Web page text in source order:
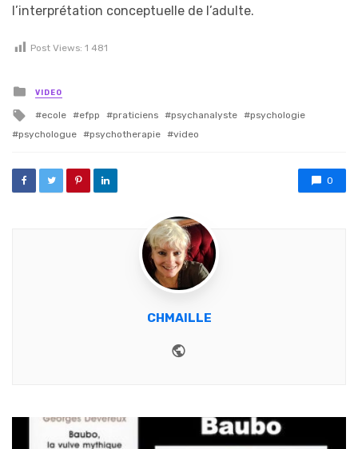
l’interprétation conceptuelle de l’adulte.
Post Views: 1 481
Posted in
VIDEO
Tagged with
ecole efpp praticiens psychanalyste
psychologie
psychologue
psychotherapie video
0
CHMAILLE